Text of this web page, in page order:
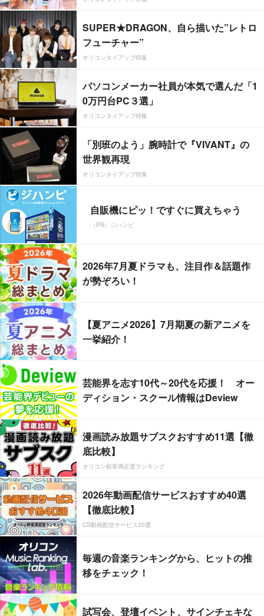
SUPER★DRAGON、自ら描いた”レトロ
フューチャー”
オリコンタイアップ特集
パソコンメーカー社員が本気で選んだ「1
0万円台PC３選」
オリコンタイアップ特集
「別班のよう」腕時計で『VIVANT』の
世界観再現
オリコンタイアップ特集
自販機にピッ！ですぐに買えちゃう
（PR）ジハンピ
2026年7月夏ドラマも、注目作＆話題作
が勢ぞろい！
【夏アニメ2026】7月期夏の新アニメを
一挙紹介！
芸能界を志す10代～20代を応援！ オー
ディション・スクール情報はDeview
漫画読み放題サブスクおすすめ11選【徹
底比較】
オリコン顧客満足度ランキング
2026年動画配信サービスおすすめ40選
【徹底比較】
CS動画配信サービス20選
毎週の音楽ランキングから、ヒットの推
移をチェック！
試写会、登壇イベント、サインチェキな